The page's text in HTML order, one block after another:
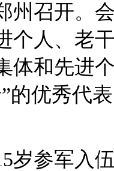
州召开。
个人、老
体和先进
的优秀代
参军入伍